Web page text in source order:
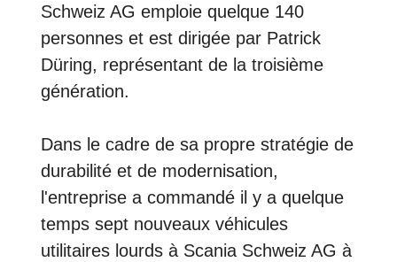
Schweiz AG emploie quelque 140
personnes et est dirigée par Patrick
Düring, représentant de la troisième
génération.
Dans le cadre de sa propre stratégie de
durabilité et de modernisation,
l'entreprise a commandé il y a quelque
temps sept nouveaux véhicules
utilitaires lourds à Scania Schweiz AG à